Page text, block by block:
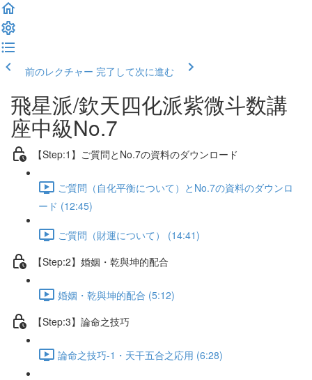
前のレクチャー 完了して次に進む
飛星派/欽天四化派紫微斗数講
座中級No.7
【Step:1】ご質問とNo.7の資料のダウンロード
ご質問（自化平衡について）とNo.7の資料のダウンロ
ード (12:45)
ご質問（財運について） (14:41)
【Step:2】婚姻・乾與坤的配合
婚姻・乾與坤的配合 (5:12)
【Step:3】論命之技巧
論命之技巧-1・天干五合之応用 (6:28)